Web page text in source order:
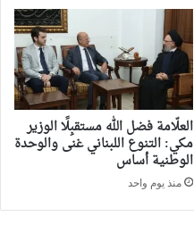
العلّامة فضل الله مستقبِلًا الوزير
مكي: التنوع اللبناني غنى والوحدة
الوطنية أساس
منذ يوم واحد